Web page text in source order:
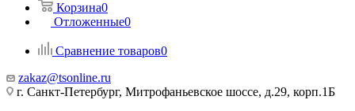
Корзина0
Отложенные0
Сравнение товаров0
zakaz@tsonline.ru
г. Санкт-Петербург, Митрофаньевское шоссе, д.29, корп.1Б